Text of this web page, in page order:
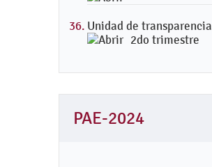
Unidad de transparencia
2do trimestre
PAE-2024